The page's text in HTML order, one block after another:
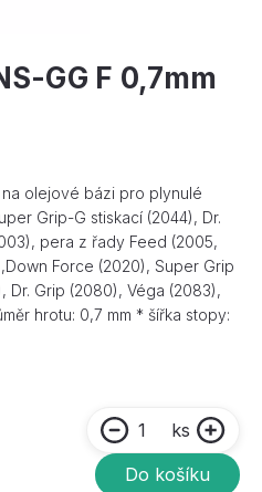
GG F 0,7mm
na olejové bázi pro plynulé
Grip-G stiskací (2044), Dr.
pera z řady Feed (2005,
Force (2020), Super Grip
Dr. Grip (2080), Véga (2083),
hrotu: 0,7 mm * šířka stopy:
ks
Do košíku